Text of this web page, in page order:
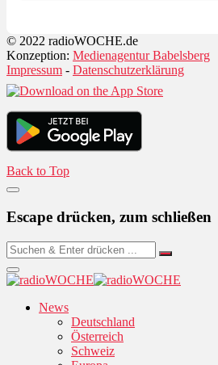
© 2022 radioWOCHE.de
Konzeption: Medienagentur Babelsberg
Impressum - Datenschutzerklärung
Back to Top
Escape drücken, zum schließen
News
Deutschland
Österreich
Schweiz